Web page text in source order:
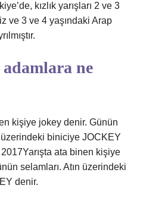
kızlık yarışları 2 ve 3
ve 3 ve 4 yaşındaki Arap
ne
kişiye jokey denir. Günün
üzerindeki biniciye JOCKEY
ata binen kişiye
selamları. Atın üzerindeki
denir.